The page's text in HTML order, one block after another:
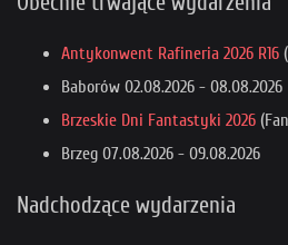
Antykonwent Rafineria 2026 R16
Baborów 02.08.2026 - 08.08.2026
Brzeskie Dni Fantastyki 2026
Brzeg 07.08.2026 - 09.08.2026
Nadchodzące wydarzenia